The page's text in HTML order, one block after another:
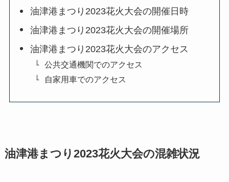
油津港まつり2023花火大会の開催日時
油津港まつり2023花火大会の開催場所
油津港まつり2023花火大会のアクセス
公共交通機関でのアクセス
自家用車でのアクセス
油津港まつり2023花火大会の混雑状況